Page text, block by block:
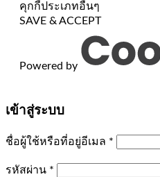
คุกกี้ประเภทอื่นๆ
SAVE & ACCEPT
Powered by
เข้าสู่ระบบ
ชื่อผู้ใช้หรือที่อยู่อีเมล *
รหัสผ่าน *